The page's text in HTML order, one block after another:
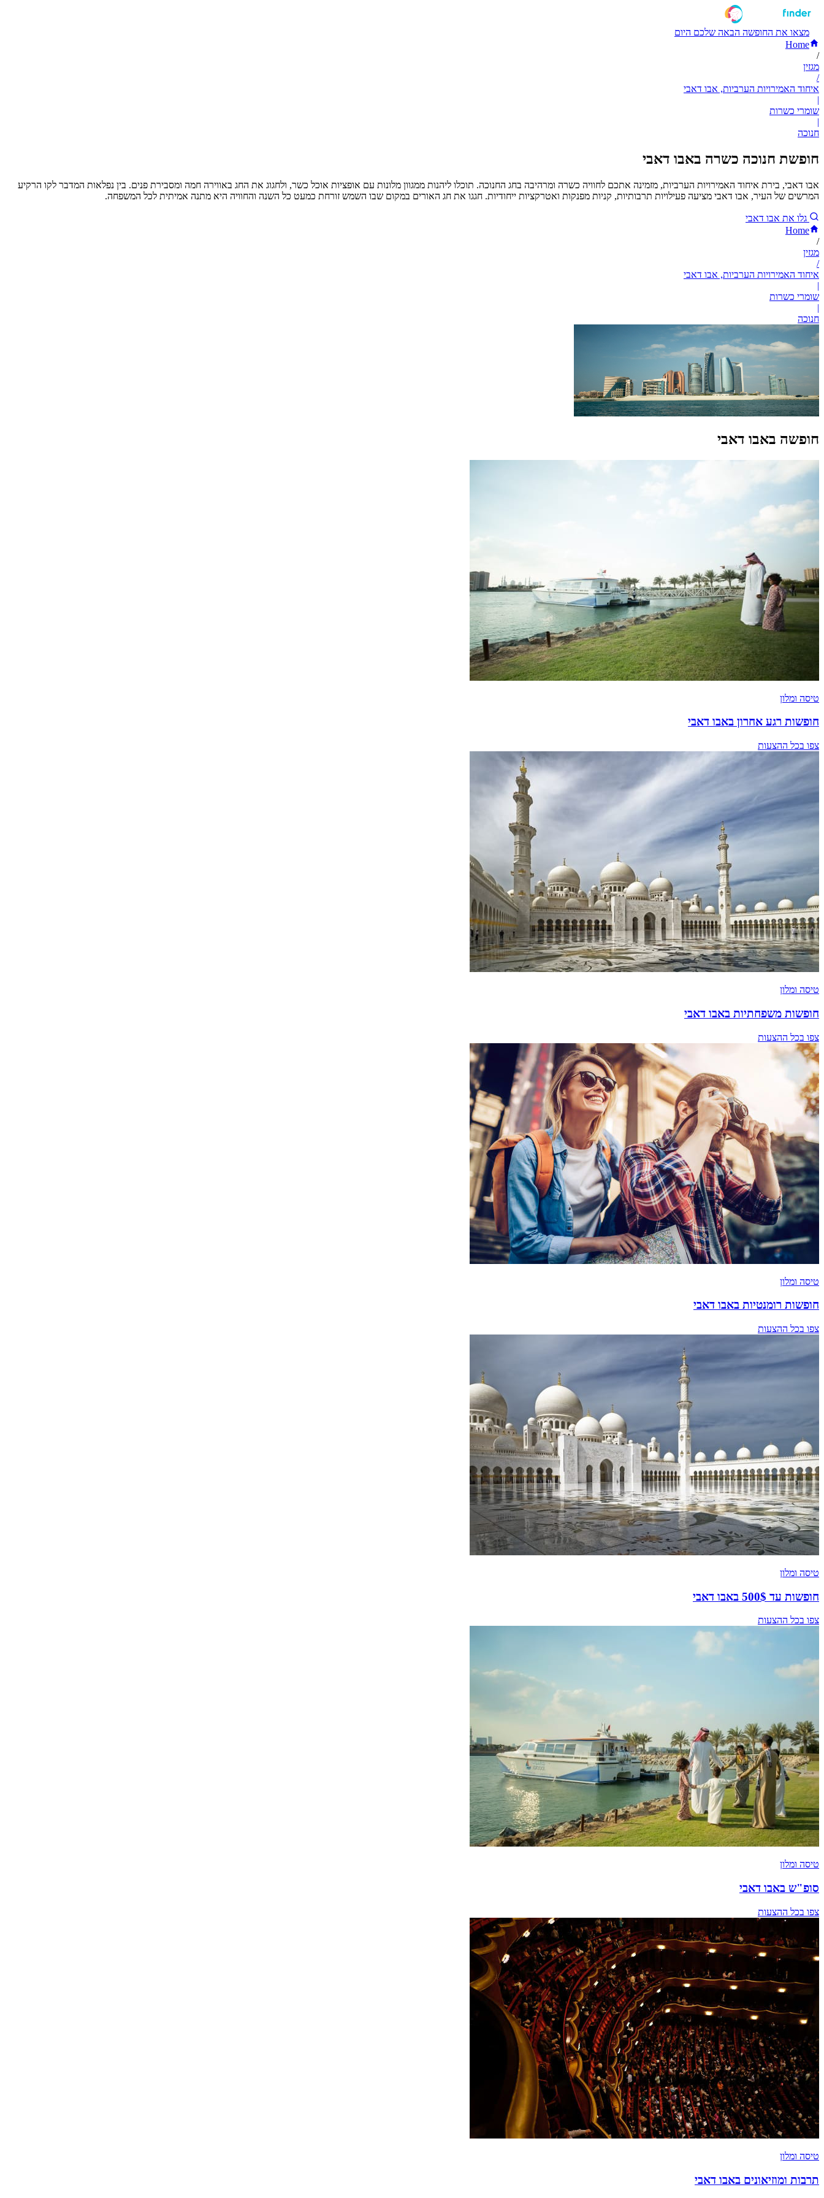
מצאו את החופשה הבאה שלכם היום
Home
/
מגזין
/
איחוד האמירויות הערביות, אבו דאבי
|
שומרי כשרות
|
חנוכה
חופשת חנוכה כשרה באבו דאבי
אבו דאבי, בירת איחוד האמירויות הערביות, מזמינה אתכם לחוויה כשרה ומרהיבה בחג החנוכה. תוכלו ליהנות ממגוון מלונות עם אופציות אוכל כשר, ולחגוג את החג באווירה חמה ומסבירת פנים. בין נפלאות המדבר לקו הרקיע
המרשים של העיר, אבו דאבי מציעה פעילויות תרבותיות, קניות מפנקות ואטרקציות ייחודיות. חגגו את חג האורים במקום שבו השמש זורחת כמעט כל השנה והחוויה היא מתנה אמיתית לכל המשפחה.
גלו את אבו דאבי
Home
/
מגזין
/
איחוד האמירויות הערביות, אבו דאבי
|
שומרי כשרות
|
חנוכה
חופשה באבו דאבי
טיסה ומלון
חופשות רגע אחרון באבו דאבי
צפו בכל ההצעות
טיסה ומלון
חופשות משפחתיות באבו דאבי
צפו בכל ההצעות
טיסה ומלון
חופשות רומנטיות באבו דאבי
צפו בכל ההצעות
טיסה ומלון
חופשות עד 500$ באבו דאבי
צפו בכל ההצעות
טיסה ומלון
סופ"ש באבו דאבי
צפו בכל ההצעות
טיסה ומלון
תרבות ומוזיאונים באבו דאבי